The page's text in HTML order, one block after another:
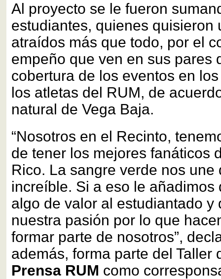
Al proyecto se le fueron
estudiantes, quienes quisieron
atraídos más que todo, por el
empeño que ven en sus pares
cobertura de los eventos en
los atletas del RUM, de
natural de Vega Baja.
“Nosotros en el Recinto,
de tener los mejores fanáticos
Rico. La sangre verde nos une
increíble. Si a eso le añadimos
algo de valor al estudiantado y
nuestra pasión por lo que
formar parte de nosotros”,
además, forma parte del Taller
Prensa RUM como